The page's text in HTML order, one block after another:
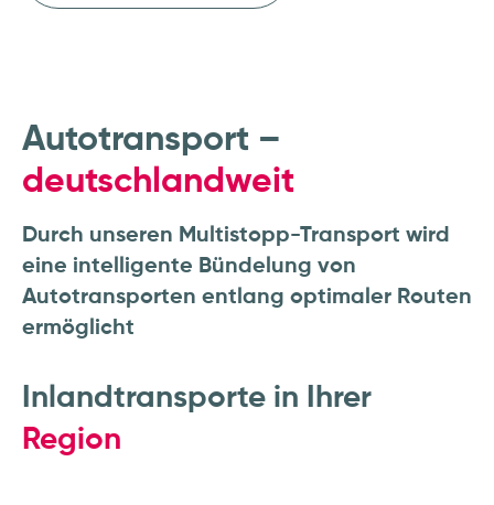
Autotransport –
deutschlandweit
Durch unseren Multistopp-Transport wird
eine intelligente Bündelung von
Autotransporten entlang optimaler Routen
ermöglicht
Inlandtransporte in Ihrer
Region